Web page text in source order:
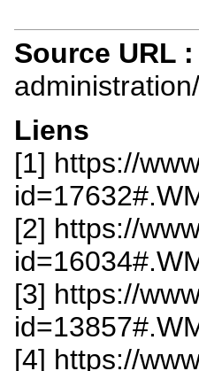
Source URL :
Liens
[1] https://
[2] https://
[3] https://
[4] https://